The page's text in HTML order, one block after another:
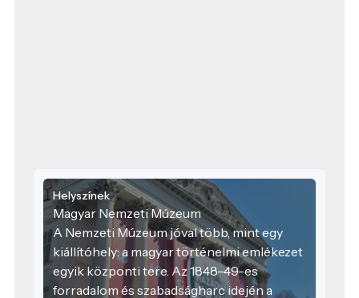
Helyszínek
Magyar Nemzeti Múzeum
A Nemzeti Múzeum jóval több, mint egy
kiállítóhely: a magyar történelmi emlékezet
egyik központi tere. Az 1848–49-es
forradalom és szabadságharc idején a